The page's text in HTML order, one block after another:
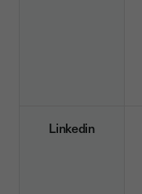
Linkedin